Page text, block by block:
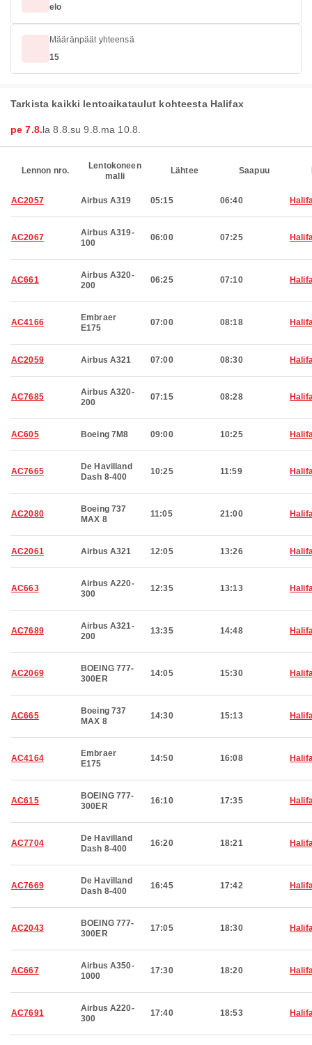
elo
Määränpäät yhteensä
15
Tarkista kaikki lentoaikataulut kohteesta Halifax
pe 7.8.la 8.8. su 9.8. ma 10.8.
Lennon nro.
Lentokoneen
malli
Lähtee Saapuu
AC2057 Airbus A319 05:15 06:40
AC2067
Airbus A319-
100
06:00 07:25
AC661
Airbus A320-
200
06:25 07:10
AC4166
Embraer
E175
07:00 08:18
AC2059 Airbus A321 07:00 08:30
AC7685
Airbus A320-
200
07:15 08:28
AC605 Boeing 7M8 09:00 10:25
AC7665
De Havilland
Dash 8-400
10:25 11:59
AC2080
Boeing 737
MAX 8
11:05 21:00
AC2061 Airbus A321 12:05 13:26
AC663
Airbus A220-
300
12:35 13:13
AC7689
Airbus A321-
200
13:35 14:48
AC2069
BOEING 777-
300ER
14:05 15:30
AC665
Boeing 737
MAX 8
14:30 15:13
AC4164
Embraer
E175
14:50 16:08
AC615
BOEING 777-
300ER
16:10 17:35
AC7704
De Havilland
Dash 8-400
16:20 18:21
AC7669
De Havilland
Dash 8-400
16:45 17:42
AC2043
BOEING 777-
300ER
17:05 18:30
AC667
Airbus A350-
1000
17:30 18:20
AC7691
Airbus A220-
300
17:40 18:53